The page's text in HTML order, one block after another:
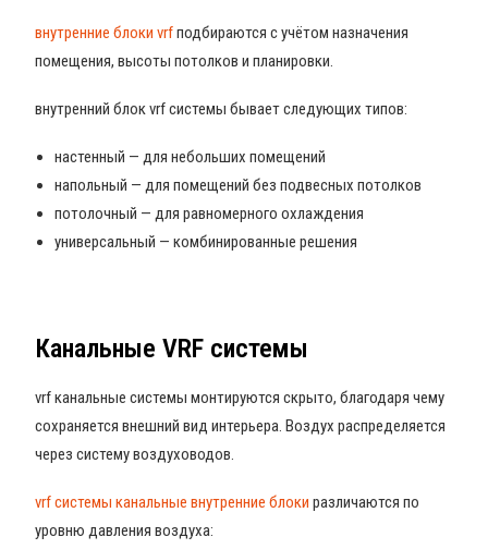
внутренние блоки vrfподбираются с учётом назначения
помещения, высоты потолков и планировки.
внутренний блок vrf системы бывает следующих типов:
настенный — для небольших помещений
напольный — для помещений без подвесных потолков
потолочный — для равномерного охлаждения
универсальный — комбинированные решения
Канальные VRF системы
vrf канальные системы монтируются скрыто, благодаря чему
сохраняется внешний вид интерьера. Воздух распределяется
через систему воздуховодов.
vrf системы канальные внутренние блоки различаются по
уровню давления воздуха: